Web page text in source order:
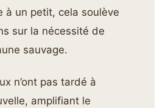
à un petit, cela soulève
sur la nécessité de
sauvage.
n’ont pas tardé à
amplifiant le